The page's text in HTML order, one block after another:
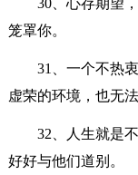
30、心存期望
笼罩你。
31、一个不热
虚荣的环境，也无
32、人生就是
好好与他们道别。